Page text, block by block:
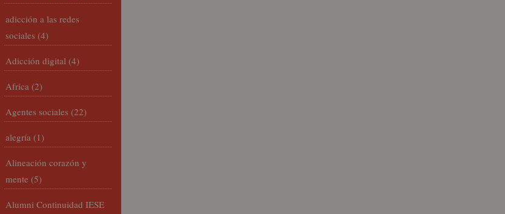
adicción a las redes
sociales (4)
Adicción digital (4)
Africa (2)
Agentes sociales (22)
alegría (1)
Alineación corazón y
mente (5)
Alumni Continuidad IESE